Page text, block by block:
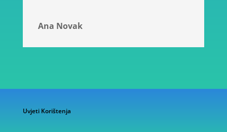
Ana Novak
Uvjeti Korištenja